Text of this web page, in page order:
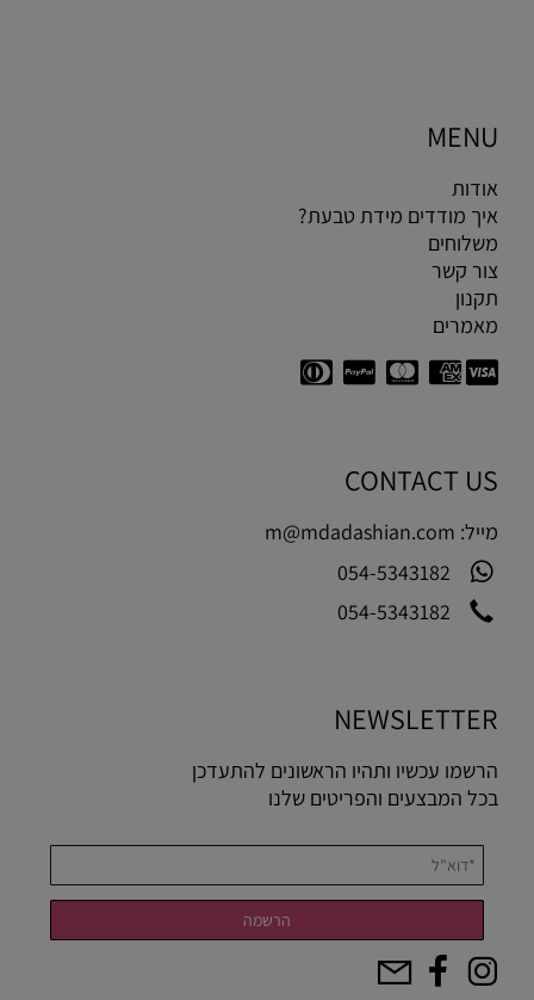
MENU
אודות
איך מודדים מידת טבעת?
משלוחים
צור קשר
תקנון
מאמרים
CONTACT US
מייל: m@mdadashian.com
054-5343182
054-5343182
NEWSLETTER
הרשמו עכשיו ותהיו הראשונים להתעדכן
בכל המבצעים והפריטים שלנו